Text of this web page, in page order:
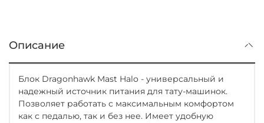
Описание
Блок Dragonhawk Mast Halo - универсальный и
надежный источник питания для тату-машинок.
Позволяет работать с максимальным комфортом
как с педалью, так и без нее. Имеет удобную